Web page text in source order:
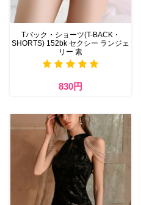
Tバック・ショーツ(T-BACK・
SHORTS) 152bk セクシー ランジェ
リー 素
830円